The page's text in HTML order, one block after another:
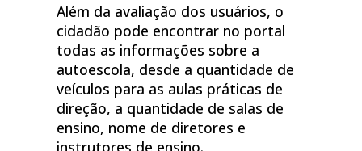
Além da avaliação dos usuários, o
cidadão pode encontrar no portal
todas as informações sobre a
autoescola, desde a quantidade de
veículos para as aulas práticas de
direção, a quantidade de salas de
ensino, nome de diretores e
instrutores de ensino.